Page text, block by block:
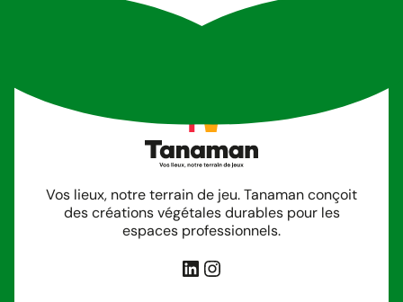
Vos lieux, notre terrain de jeu. Tanaman conçoit
des créations végétales durables pour les
espaces professionnels.
LinkedIn
Instagram